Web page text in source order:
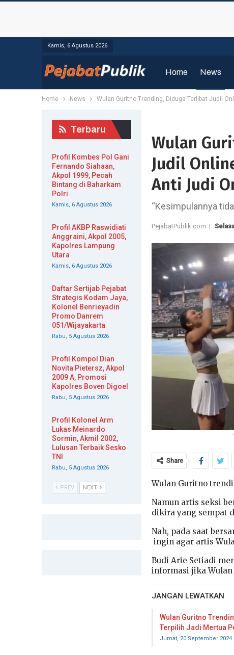
Kamis, 6 Agustus 2026
Home News
Home News Wulan Guritno Trending, Diduga Terlibat Judil
Wulan
Judil
Anti Judi
“Kesimpulannya
PejabatPublik.com |
Share
Wulan Guritno
Namun artis seksi
dikira yang sempat
Nah, pada saat
ingin agar artis
Budi Arie Setiadi
informasi jika
JANGAN LEWATKAN
Wulan Guritno
Terpilih Jadi Mertua
Jumat, 20 September 2024
Terbaru
Profil Kombes Pol Gani
Fernando Siahaan,
Akpol 1999, Pecah
Bintang di Baharkam
Polri
Kamis, 6 Agustus 2026
Profil AKBP Raswidiati
Anggraini, Akpol 2005,
Kapolres Lampung
Utara
Kamis, 6 Agustus 2026
Daftar Sertijab Pejabat
Strategis Kodam Jaya,
Kolonel Benrieyadin
Promo Danrem
051/Wijayakarta
Rabu, 5 Agustus 2026
Profil Kompol Dian
Novita Pietersz, Akpol
2009 A, Promosi
Kapolres Boven Digoel
Rabu, 5 Agustus 2026
Profil Kolonel Arm
Lukas Meinardo
Sormin, Akmil 2002,
Lulusan Terbaik Sesko
TNI
Rabu, 5 Agustus 2026
PREV NEXT